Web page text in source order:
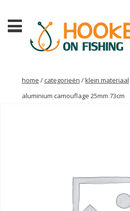
home / categorieën /klein materiaal
aluminium camouflage 25mm 73cm